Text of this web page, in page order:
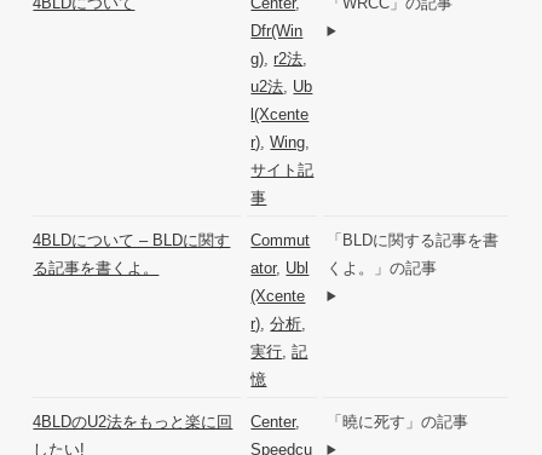
Dfr(Win
g),r2法,
u2法, Ub
l(Xcente
r),Wing,
サイト記
事
4BLDについて – BLDに関す
る記事を書くよ。
Commut
ator, Ubl
(Xcente
r),分析,
実行,記
憶
「BLDに関する記事を書
くよ。」の記事
4BLDのU2法をもっと楽に回
したい!
Center,
Speedcu
「曉に死す」の記事